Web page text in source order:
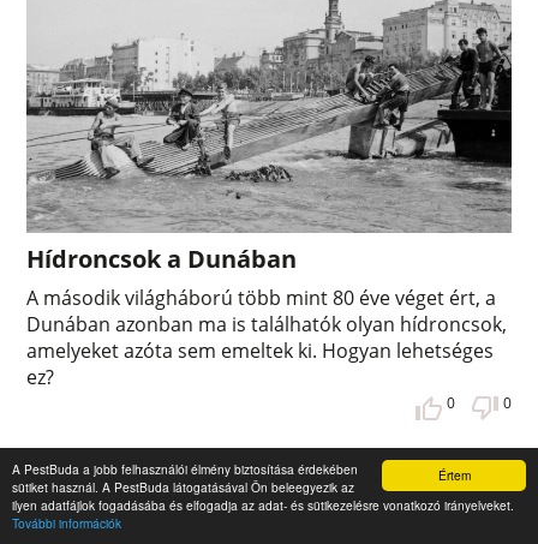
Értem
A PestBuda a jobb felhasználói élmény biztosítása érdekében
sütiket használ. A PestBuda látogatásával Ön beleegyezik az
ilyen adatfájlok fogadásába és elfogadja az adat- és sütikezelésre vonatkozó irányelveket.
További információk
Hídroncsok a Dunában
A második világháború több mint 80 éve véget ért, a
Dunában azonban ma is találhatók olyan hídroncsok,
amelyeket azóta sem emeltek ki. Hogyan lehetséges
ez?
0 0